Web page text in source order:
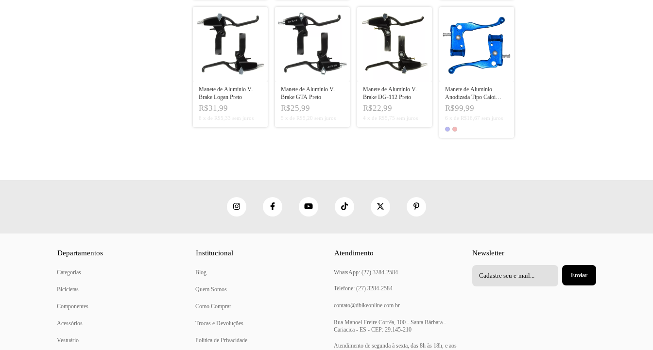
Manete de Alumínio V-
Brake Logan Preto
R$31,99
6 x R$5,33 sem juros
Manete de Alumínio V-
Brake GTA Preto
R$25,99
5 x R$5,20 sem juros
Manete de Alumínio V-
Brake DG-112 Preto
R$22,99
x R$5,75 sem juros
Manete de Alumínio
Anodizada Tipo Caloi
Cross
R$99,99
6 x R$16,67 sem juros
Departamentos
Categorias
Bicicletas
Componentes
Acessórios
Vestuário
Institucional
Blog
Quem Somos
Como Comprar
Trocas e Devoluções
Política de Privacidade
Atendimento
(27) 3284-2584
contato@dbikeonline.com.br
Rua Manoel Freire Corrêa, 100 - Santa Bárbara -
Cariacica - ES - CEP: 29.145-210
Newsletter